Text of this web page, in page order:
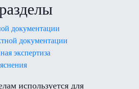
документации
документации
экспертиза
используется для